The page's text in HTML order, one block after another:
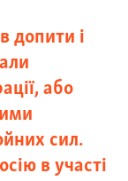
допити і
або
сил.
в участі